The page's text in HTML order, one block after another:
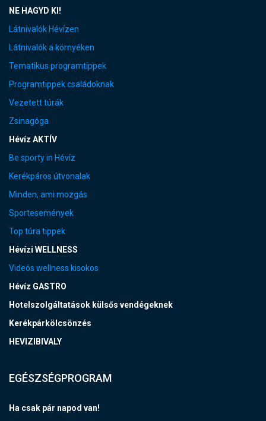
NE HAGYD KI!
Látnivalók Hévízen
Látnivalók a környéken
Tematikus programtippek
Programtippek családoknak
Vezetett túrák
Zsinagóga
Hévíz AKTÍV
Be sporty in Hévíz
Kerékpáros útvonalak
Minden, ami mozgás
Sportesemények
Top túra tippek
Hévízi WELLNESS
Videós wellness kisokos
Hévíz GASTRO
Hotelszolgáltatások külsős vendégeknek
Kerékpárkölcsönzés
HEVIZIBIVALY
EGÉSZSÉGPROGRAM
Ha csak pár napod van!